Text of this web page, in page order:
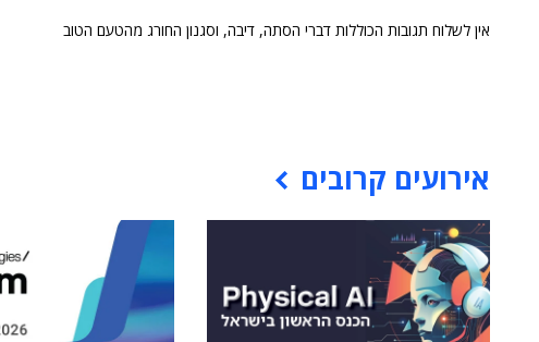
אין לשלוח תגובות הכוללות דברי הסתה, דיבה, וסגנון החורג מהטעם הטוב
אירועים קרובים